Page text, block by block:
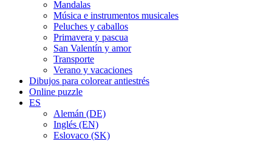
Mandalas
Música e instrumentos musicales
Peluches y caballos
Primavera y pascua
San Valentín y amor
Transporte
Verano y vacaciones
Dibujos para colorear antiestrés
Online puzzle
ES
Alemán (DE)
Inglés (EN)
Eslovaco (SK)